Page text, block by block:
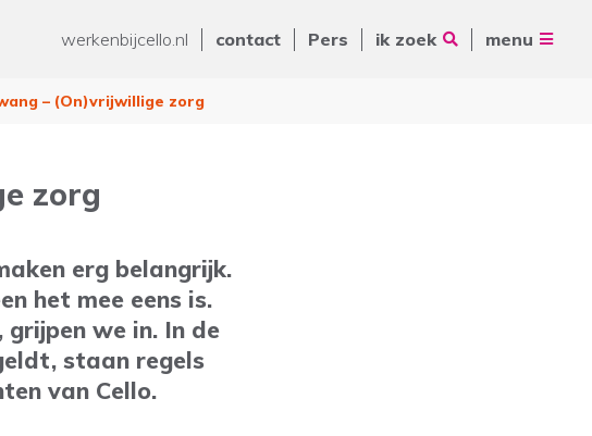
werkenbijcello.nl contact Pers ik zoek menu
ANBI
Contact
De Ring 14
5261 LM Vught
Postbus 231
– (On)vrijwillige zorg
zorg
erg belangrijk.
het mee eens is.
we in. In de
staan regels
van Cello.